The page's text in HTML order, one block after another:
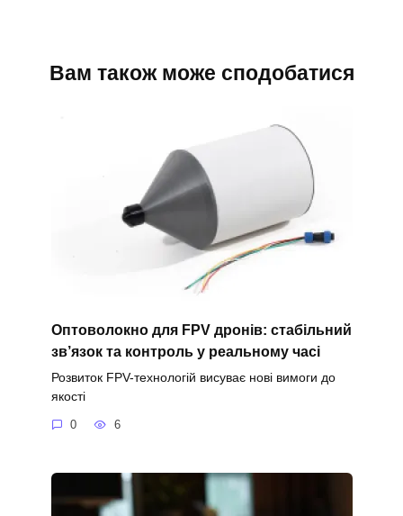
Вам також може сподобатися
Оптоволокно для FPV дронів: стабільний
зв’язок та контроль у реальному часі
Розвиток FPV-технологій висуває нові вимоги до
якості
0 6